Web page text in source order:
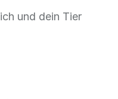
und dein Tier